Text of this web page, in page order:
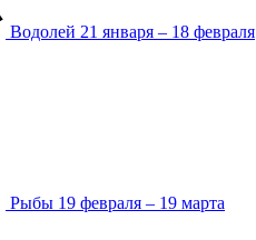
Водолей 21 января – 18 февраля
Рыбы 19 февраля – 19 марта